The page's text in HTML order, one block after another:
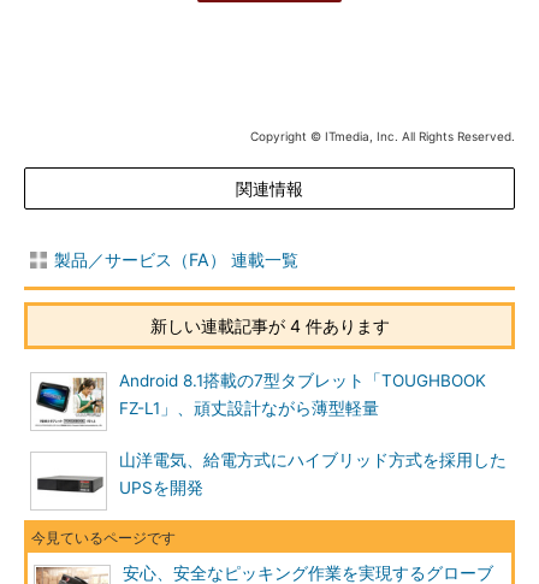
Copyright © ITmedia, Inc. All Rights Reserved.
関連情報
製品／サービス（FA） 連載一覧
新しい連載記事が 4 件あります
Android 8.1搭載の7型タブレット「TOUGHBOOK
FZ-L1」、頑丈設計ながら薄型軽量
山洋電気、給電方式にハイブリッド方式を採用した
UPSを開発
安心、安全なピッキング作業を実現するグローブ